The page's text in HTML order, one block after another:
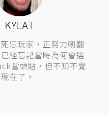
KYLAT
忠玩家，正努力朝翻
經忘記當時為何會選
當頭貼，但不知不覺
在了。